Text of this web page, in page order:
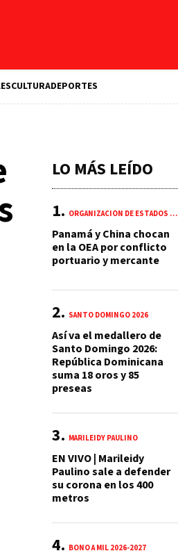
CULTURADEPORTES
LO MÁS LEÍDO
ORGANIZACIÓN DE ESTADOS AMERICANOS (OEA)
Panamá y China chocan
en la OEA por conflicto
portuario y mercante
SANTO DOMINGO 2026
Así va el medallero de
Santo Domingo 2026:
República Dominicana
suma 18 oros y 85
preseas
MARILEIDY PAULINO
EN VIVO | Marileidy
Paulino sale a defender
su corona en los 400
metros
BONO A MIL 2026-2027